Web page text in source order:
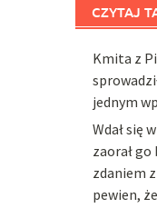
CZYTAJ
Kmita z
jednym
Wdał się
zaorał
zdaniem
pewien,